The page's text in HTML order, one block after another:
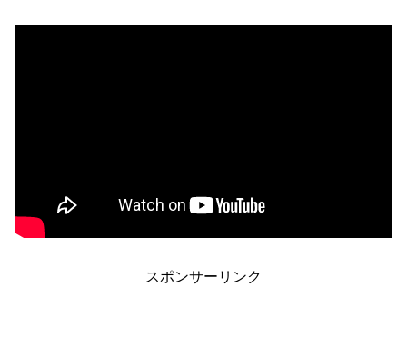
スポンサーリンク